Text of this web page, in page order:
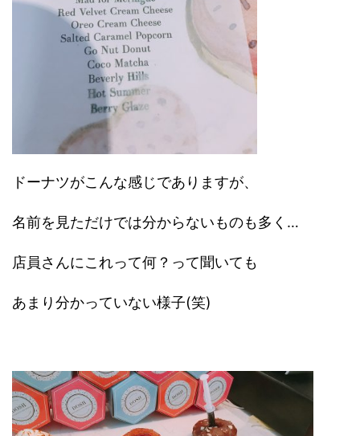
ドーナツがこんな感じでありますが、
名前を見ただけでは分からないものも多く…
店員さんにこれって何？って聞いても
あまり分かっていない様子(笑)